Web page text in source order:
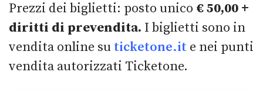
Prezzi dei biglietti: posto unico € 50,00 +
diritti di prevendita. I biglietti sono in
vendita online su ticketone.it e nei punti
vendita autorizzati Ticketone.